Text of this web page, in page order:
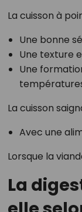
La cuisson à
Une bonne
Une texture
Une
La cuisson
Avec une
Lorsque la
La